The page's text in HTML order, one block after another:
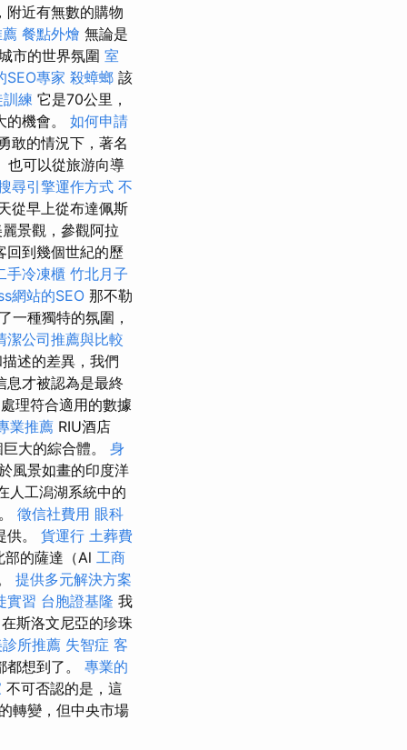
附近有無數的購物
餐點外燴 無論是
市的世界氛圍 室
SEO專家 殺蟑螂 該
練 它是70公里，
機會。 如何申請
敢的情況下，著名
也可以從旅游向導
尋引擎運作方式 不
從早上從布達佩斯
景觀，參觀阿拉
回到幾個世紀的歷
手冷凍櫃 竹北月子
網站的SEO 那不勒
一種獨特的氛圍，
潔公司推薦與比較
述的差異，我們
息才被認為是最終
理符合適用的數據
業推薦 RIU酒店
大的綜合體。 身
風景如畫的印度洋
人工潟湖系統中的
徵信社費用 眼科
。 貨運行 土葬費
的薩達（Al 工商
提供多元解決方案
實習 台胞證基隆 我
在斯洛文尼亞的珍珠
所推薦 失智症 客
想到了。 專業的
不可否認的是，這
轉變，但中央市場